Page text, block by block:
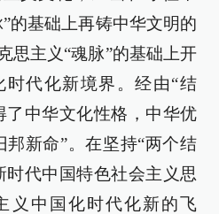
的基础上再铸中华文明的
思主义“魂脉”的基础上开
代化新境界。经由“结
了中华文化性格，中华优
邦新命”。在坚持“两个结
时代中国特色社会主义思
义中国化时代化新的飞